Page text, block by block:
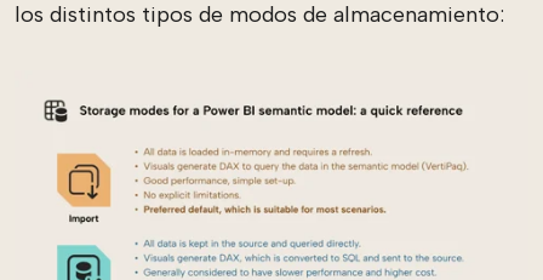
los distintos tipos de modos de almacenamiento: